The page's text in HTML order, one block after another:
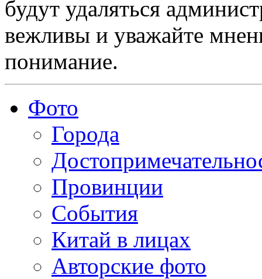
будут удаляться
вежливы и уважайте
понимание.
Фото
Города
Провинции
События
Китай в лицах
Авторские фото